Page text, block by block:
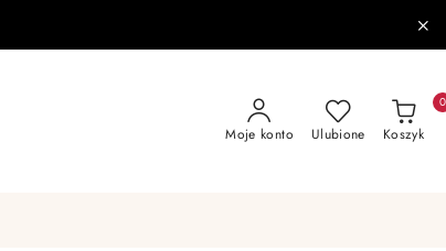
Moje konto Ulubione Koszyk
0